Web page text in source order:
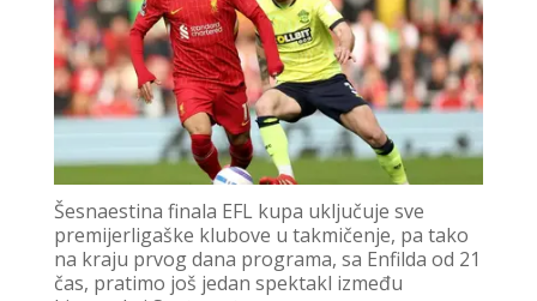
Šesnaestina finala EFL kupa uključuje sve
premijerligaške klubove u takmičenje, pa tako
na kraju prvog dana programa, sa Enfilda od 21
čas, pratimo još jedan spektakl između